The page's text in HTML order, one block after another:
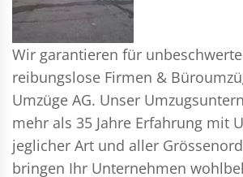
Wir garantieren für
reibungslose Firmen &
Umzüge AG. Unser
mehr als 35 Jahre Erfahrung mit
jeglicher Art und aller
bringen Ihr Unternehmen